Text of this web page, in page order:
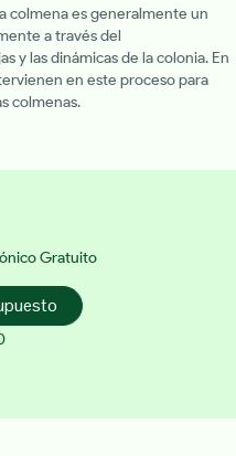
colmena es generalmente un
a través del
y las dinámicas de la colonia. En
en este proceso para
colmenas.
Gratuito